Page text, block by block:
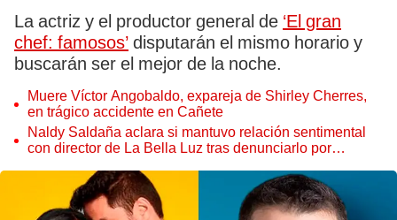
La actriz y el productor general de ‘El gran
chef: famosos’ disputarán el mismo horario y
buscarán ser el mejor de la noche.
Muere Víctor Angobaldo, expareja de Shirley Cherres,
en trágico accidente en Cañete
Naldy Saldaña aclara si mantuvo relación sentimental
con director de La Bella Luz tras denunciarlo por